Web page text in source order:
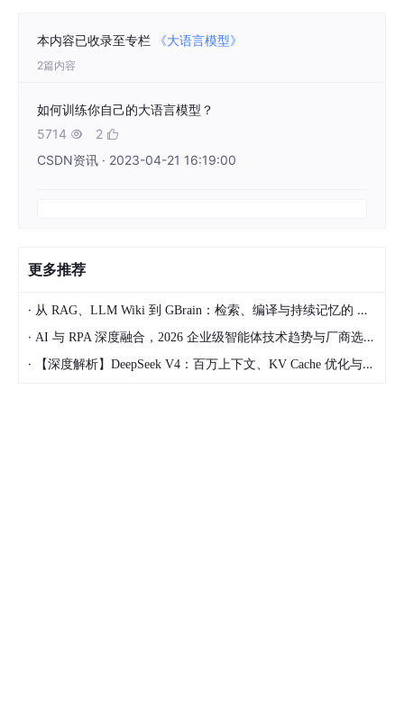
人工智能从早期的使用 机器学习的算法来做数据挖掘，到分布式的
进行数据挖掘；再到进一步的把算法研究得更加深入，走向了
学习的领域，于是人们开始发现深度学习可以使更加复杂的问题
所以，人工智能是现在互联网中发展的一个大的趋势：如何更好的
行更好的应用，并对各行各业加以帮助。
人工智能的应用
本内容已收录至专栏 《大语言模型》
2篇内容
如何训练你自己的大语言模型？
5714  2 
CSDN资讯 · 2023-04-21 16:19:00
更多推荐
· 从 RAG、LLM Wiki 到 GBrain：检索、编译与持续记忆的 AI 知识管理范式
· AI 与 RPA 深度融合，2026 企业级智能体技术趋势与厂商选型指南
· 【深度解析】DeepSeek V4：百万上下文、KV Cache 优化与开源大模型工程化落地